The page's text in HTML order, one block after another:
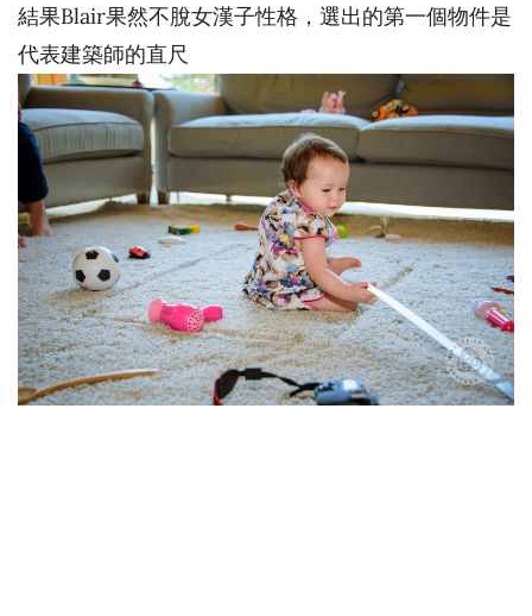
結果Blair果然不脫女漢子性格，選出的第一個物件是
代表建築師的直尺